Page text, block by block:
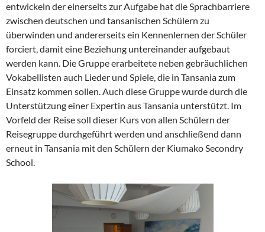
entwickeln der einerseits zur Aufgabe hat die Sprachbarriere
zwischen deutschen und tansanischen Schülern zu
überwinden und andererseits ein Kennenlernen der Schüler
forciert, damit eine Beziehung untereinander aufgebaut
werden kann. Die Gruppe erarbeitete neben gebräuchlichen
Vokabellisten auch Lieder und Spiele, die in Tansania zum
Einsatz kommen sollen. Auch diese Gruppe wurde durch die
Unterstützung einer Expertin aus Tansania unterstützt. Im
Vorfeld der Reise soll dieser Kurs von allen Schülern der
Reisegruppe durchgeführt werden und anschließend dann
erneut in Tansania mit den Schülern der Kiumako Secondry
School.